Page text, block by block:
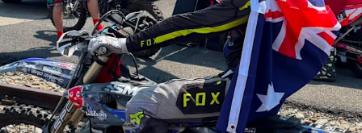
China oder Malaysia
SUPERBIKE WM 05.08.2026 - 11:42